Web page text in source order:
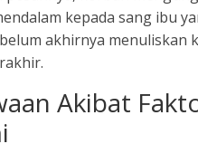
kepada sang ibu
akhirnya menuliskan
Akibat